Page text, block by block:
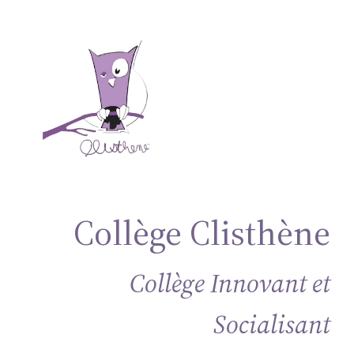
Collège Clisthène
Collège Innovant et
Socialisant